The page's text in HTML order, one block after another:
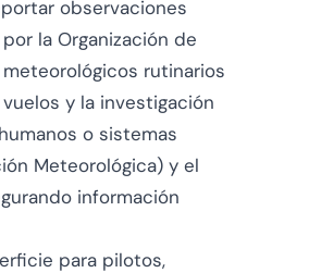
observaciones
la Organización de
meteorológicos rutinarios
y la investigación
o sistemas
Meteorológica) y el
información
para pilotos,